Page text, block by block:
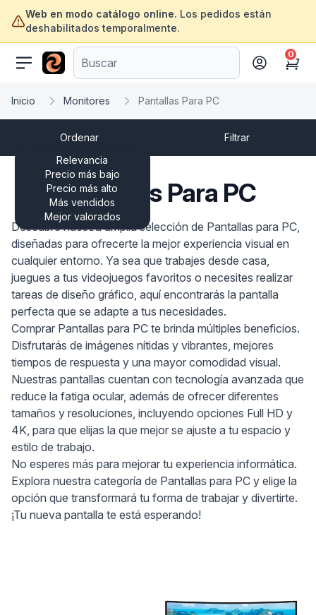
Web en modo catálogo online. Los pedidos están
deshabilitados temporalmente.
ofertasinformatica.com
Cart
0
Inicio Monitores Pantallas Para PC
Ordenar
Relevancia
Precio más bajo
Precio más alto
Más vendidos
Mejor valorados
Filtrar
Pantallas Para PC
Descubre nuestra amplia selección de Pantallas para PC,
diseñadas para ofrecerte la mejor experiencia visual en
cualquier entorno. Ya sea que trabajes desde casa,
juegues a tus videojuegos favoritos o necesites realizar
tareas de diseño gráfico, aquí encontrarás la pantalla
perfecta que se adapte a tus necesidades.
Comprar Pantallas para PC te brinda múltiples beneficios.
Disfrutarás de imágenes nítidas y vibrantes, mejores
tiempos de respuesta y una mayor comodidad visual.
Nuestras pantallas cuentan con tecnología avanzada que
reduce la fatiga ocular, además de ofrecer diferentes
tamaños y resoluciones, incluyendo opciones Full HD y
4K, para que elijas la que mejor se ajuste a tu espacio y
estilo de trabajo.
No esperes más para mejorar tu experiencia informática.
Explora nuestra categoría de Pantallas para PC y elige la
opción que transformará tu forma de trabajar y divertirte.
¡Tu nueva pantalla te está esperando!